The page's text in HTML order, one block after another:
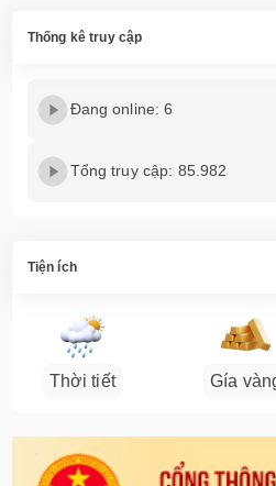
Thống kê truy cập
Đang online: 6
Tổng truy cập: 85.982
Tiện ích
Thời tiết Gía